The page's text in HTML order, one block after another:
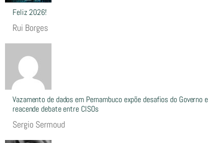
Feliz 2026!
Rui Borges
Vazamento de dados em Pernambuco expõe desafios do Governo e
reacende debate entre CISOs
Sergio Sermoud